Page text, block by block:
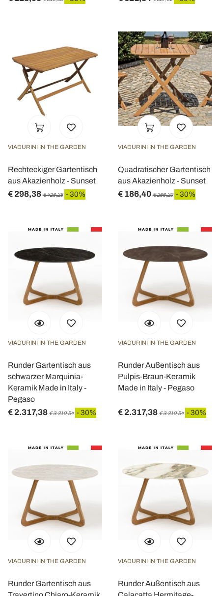
VIADURINI IN THE GARDEN
Rechteckiger Gartentisch
aus Akazienholz - Sunset
€ 298,38 € 426,25 - 30%
VIADURINI IN THE GARDEN
Quadratischer Gartentisch
aus Akazienholz - Sunset
€ 186,40 € 266,29 - 30%
VIADURINI IN THE GARDEN
Runder Gartentisch aus
schwarzer Marquinia-
Keramik Made in Italy -
Pegaso
€ 2.317,38 € 3.310,54 - 30%
VIADURINI IN THE GARDEN
Runder Außentisch aus
Pulpis-Braun-Keramik
Made in Italy - Pegaso
€ 2.317,38 € 3.310,54 - 30%
VIADURINI IN THE GARDEN
Runder Gartentisch aus
VIADURINI IN THE GARDEN
Runder Außentisch aus